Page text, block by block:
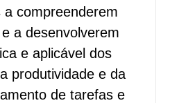
compreenderem
a desenvolverem
e aplicável dos
produtividade e da
de tarefas e